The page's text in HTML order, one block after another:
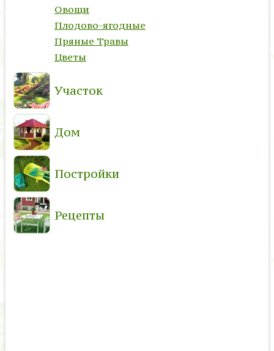
Овощи
Плодово-ягодные
Пряные Травы
Цветы
Участок
Дом
Постройки
Рецепты